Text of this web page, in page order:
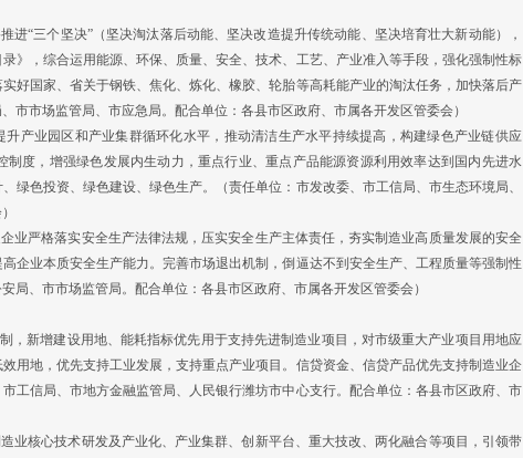
“三个坚决”（坚决淘汰落后动能、坚决改造提升传统动能、坚决培育壮大新动能），
》，综合运用能源、环保、质量、安全、技术、工艺、产业准入等手段，强化强制性标
好国家、省关于钢铁、焦化、炼化、橡胶、轮胎等高耗能产业的淘汰任务，加快落后产
市市场监管局、市应急局。配合单位：各县市区政府、市属各开发区管委会）
业园区和产业集群循环化水平，推动清洁生产水平持续提高，构建绿色产业链供应
度，增强绿色发展内生动力，重点行业、重点产品能源资源利用效率达到国内先进水
绿色投资、绿色建设、绿色生产。（责任单位：市发改委、市工信局、市生态环境局、
严格落实安全生产法律法规，压实安全生产主体责任，夯实制造业高质量发展的安全
企业本质安全生产能力。完善市场退出机制，倒逼达不到安全生产、工程质量等强制性
局、市市场监管局。配合单位：各县市区政府、市属各开发区管委会）
新增建设用地、能耗指标优先用于支持先进制造业项目，对市级重大产业项目用地应
用地，优先支持工业发展，支持重点产业项目。信贷资金、信贷产品优先支持制造业企
工信局、市地方金融监管局、人民银行潍坊市中心支行。配合单位：各县市区政府、市
核心技术研发及产业化、产业集群、创新平台、重大技改、两化融合等项目，引领带